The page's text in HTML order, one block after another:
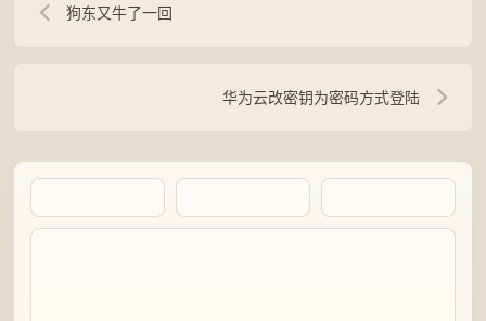
狗东又牛了一回
华为云改密钥为密码方式登陆